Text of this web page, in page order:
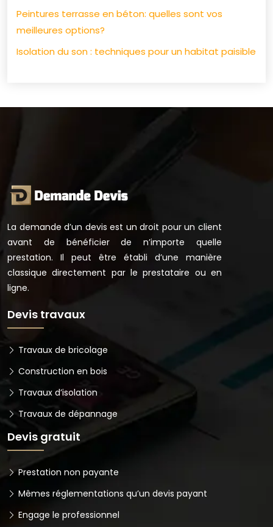
Peintures terrasse en béton: quelles sont vos
meilleures options?
Isolation du son : techniques pour un habitat paisible
La demande d’un devis est un droit pour un client
avant de bénéficier de n’importe quelle
prestation. Il peut être établi d’une manière
classique directement par le prestataire ou en
ligne.
Devis travaux
Travaux de bricolage
Construction en bois
Travaux d’isolation
Travaux de dépannage
Devis gratuit
Prestation non payante
Mêmes réglementations qu’un devis payant
Engage le professionnel